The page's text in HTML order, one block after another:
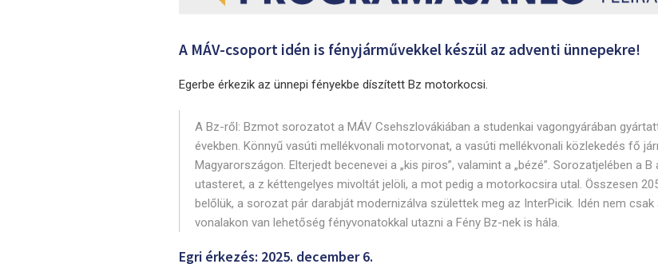
A MÁV-csoport idén is fényjárművekkel készül az adventi ünnepekre!
Egerbe érkezik az ünnepi fényekbe díszített Bz motorkocsi.
A Bz-ről: Bzmot sorozatot a MÁV Csehszlovákiában a studenkai vagongyárában
években. Könnyű vasúti mellékvonali motorvonat, a vasúti mellékvonali közlekedés fő
Magyarországon. Elterjedt becenevei a „kis piros”, valamint a „bézé”. Sorozatjelében a
utasteret, a z kéttengelyes mivoltát jelöli, a mot pedig a motorkocsira utal. Összesen
belőlük, a sorozat pár darabját modernizálva születtek meg az InterPicik. Idén nem csak
vonalakon van lehetőség fényvonatokkal utazni a Fény Bz-nek is hála.
Egri érkezés: 2025. december 6.